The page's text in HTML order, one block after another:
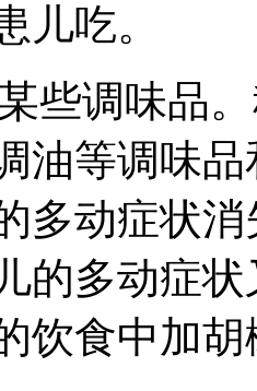
儿吃。
调味品。
油等调味
多动症状
的多动症
饮食中加